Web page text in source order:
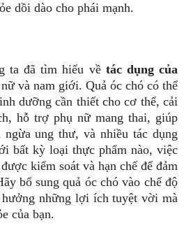
dồi dào cho phái mạnh.
ta đã tìm hiểu về tác dụng của
và nam giới. Quả óc chó có thể
dưỡng cần thiết cho cơ thể, cải
hỗ trợ phụ nữ mang thai, giúp
ngừa ung thư, và nhiều tác dụng
bất kỳ loại thực phẩm nào, việc
kiểm soát và hạn chế để đảm
bổ sung quả óc chó vào chế độ
hưởng những lợi ích tuyệt vời mà
của bạn.